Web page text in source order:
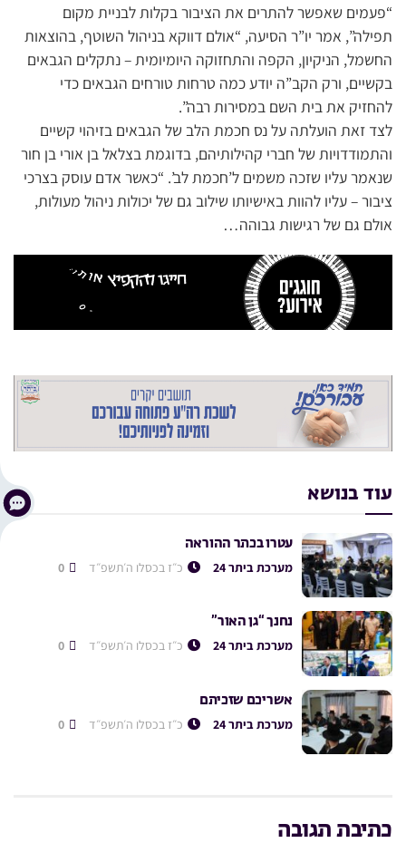
“פעמים שאפשר להתרים את הציבור בקלות לבניית מקום
תפילה”, אמר יו”ר הסיעה, “אולם דווקא בניהול השוטף, בהוצאות
החשמל, הניקיון, הקפה והתחזוקה היומיומית – נתקלים הגבאים
בקשיים, ורק הקב”ה יודע כמה טרחות טורחים הגבאים כדי
להחזיק את בית השם במסירות רבה”.
לצד זאת הועלתה על נס חכמת הלב של הגבאים בזיהוי קשיים
והתמודדויות של חברי קהילותיהם, בדוגמת בצלאל בן אורי בן חור
שנאמר עליו שזכה משמים ל’חכמת לב’. “כאשר אדם עוסק בצרכי
ציבור – עליו להוות באישיותו שילוב גם של יכולות ניהול מעולות,
אולם גם של רגישות גבוהה…
עוד בנושא
עטרו בכתר ההוראה
מערכת ביתר 24 כ״ז בכסלו ה׳תשפ״ד
נחנך “גן האור”
מערכת ביתר 24 כ״ז בכסלו ה׳תשפ״ד
אשריכם שזכיתם
מערכת ביתר 24 כ״ז בכסלו ה׳תשפ״ד
כתיבת תגובה